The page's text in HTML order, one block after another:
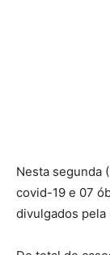
Nesta segunda
covid-19 e 07
divulgados pela